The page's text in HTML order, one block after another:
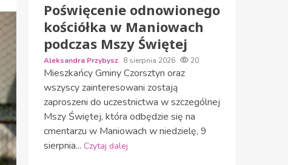
Poświęcenie odnowionego
kościółka w Maniowach
podczas Mszy Świętej
Aleksandra Przybysz 8 sierpnia 2026 20
Mieszkańcy Gminy Czorsztyn oraz
wszyscy zainteresowani zostają
zaproszeni do uczestnictwa w szczególnej
Mszy Świętej, która odbędzie się na
cmentarzu w Maniowach w niedzielę, 9
sierpnia... Czytaj dalej